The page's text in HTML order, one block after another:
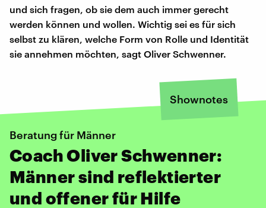
und sich fragen, ob sie dem auch immer gerecht
werden können und wollen. Wichtig sei es für sich
selbst zu klären, welche Form von Rolle und Identität
sie annehmen möchten, sagt Oliver Schwenner.
Shownotes
Beratung für Männer
Coach Oliver Schwenner:
Männer sind reflektierter
und offener für Hilfe